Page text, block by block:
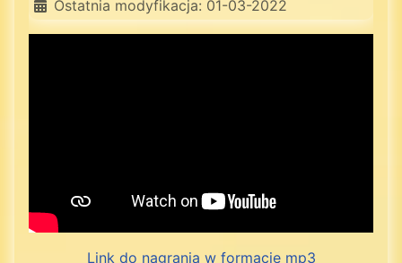
Ostatnia modyfikacja: 01-03-2022
Link do nagrania w formacie mp3